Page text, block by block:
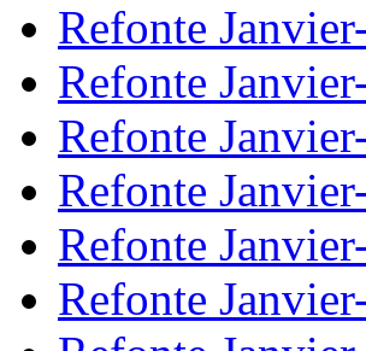
Refonte
Refonte
Refonte
Refonte
Refonte
Refonte